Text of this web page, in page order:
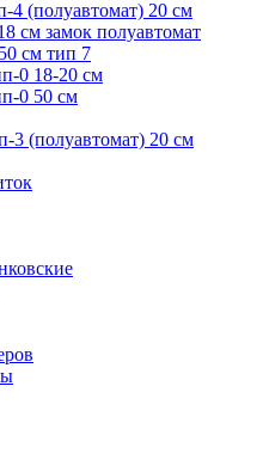
(полуавтомат) 20 см
см замок полуавтомат
см тип 7
0 18-20 см
0 50 см
3 (полуавтомат) 20 см